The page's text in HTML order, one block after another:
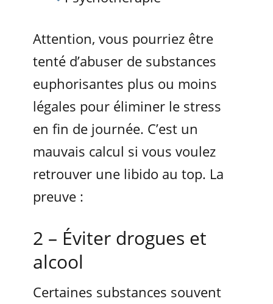
Attention, vous pourriez être
tenté d’abuser de substances
euphorisantes plus ou moins
légales pour éliminer le stress
en fin de journée. C’est un
mauvais calcul si vous voulez
retrouver une libido au top. La
preuve :
2 – Éviter drogues et
alcool
Certaines substances souvent